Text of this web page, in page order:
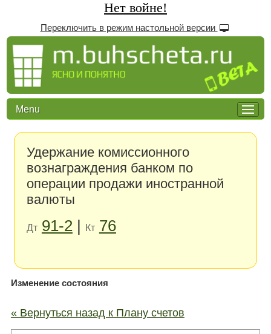
Нет войне!
Переключить в режим настольной версии
Menu
Удержание комиссионного
вознаграждения банком по
операции продажи иностранной
валюты
Дт 91-2| Кт 76
Изменение состояния
« Вернуться назад к Плану счетов